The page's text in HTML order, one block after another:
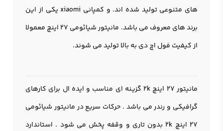
های متنوعی تولید شده اند. و کمپانی xiaomi یکی از این
برند های معروف می باشد. مانیتور شیائومی ۲۷ اینچ معمولا
از کیفیت فول اچ دی به بالا تولید می شوند.
مانیتور 27 اینچ 2k گزینه ای مناسب و ایده ال برای کارهای
گرافیکی و رندر می باشد . حرکات سریع در مانیتور شیائومی
27 اینچ 2k بدون تاری و وقفه پخش می شود . استاندارد